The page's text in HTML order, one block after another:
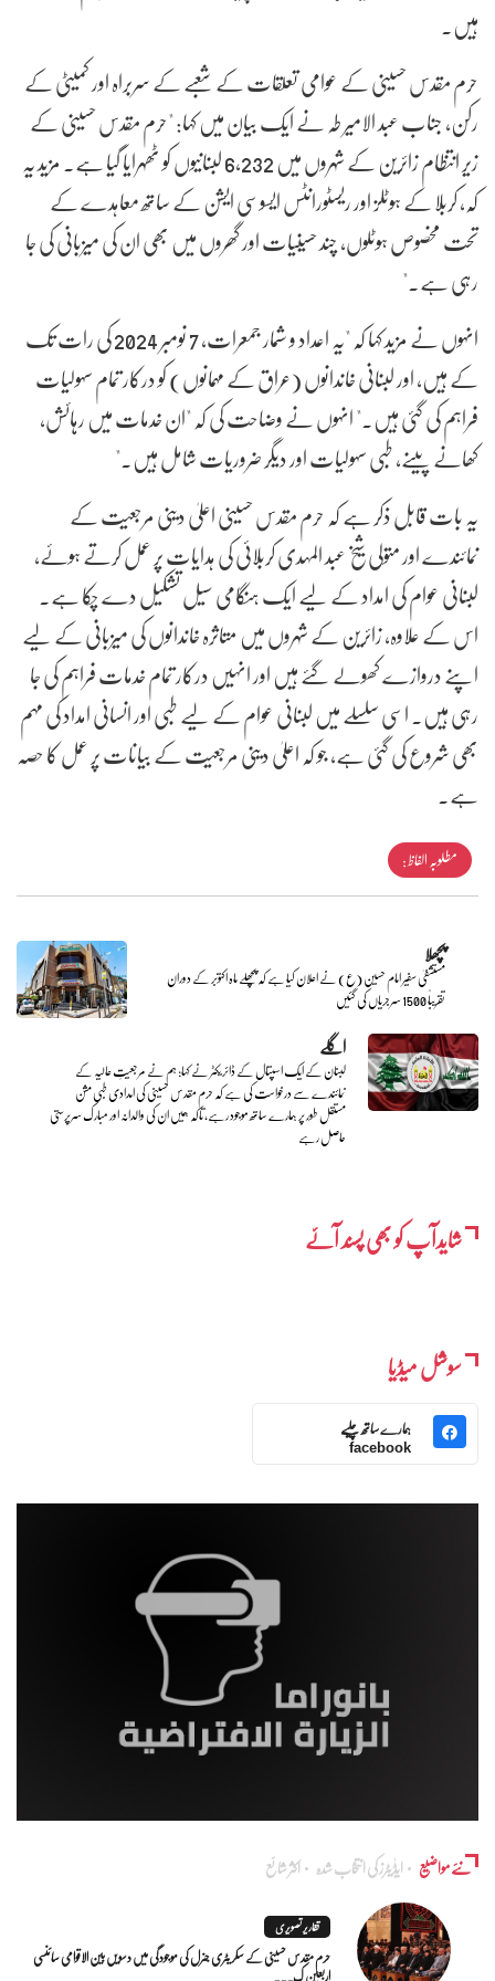
ہیں۔
حرم مقدس حسینی کے عوامی تعلقات کے شعبے کے سربراہ اور کمیٹی کے
رکن، جناب عبد الامیر طہ نے ایک بیان میں کہا: "حرم مقدس حسینی کے
زیر انتظام زائرین کے شہروں میں 6,232 لبنانیوں کو ٹھہرایا گیا ہے۔ مزید یہ
کہ، کربلا کے ہوٹلز اور ریسٹورانٹس ایسوسی ایشن کے ساتھ معاہدے کے
تحت مخصوص ہوٹلوں، چند حسینیات اور گھروں میں بھی ان کی میزبانی کی جا
رہی ہے۔"
انہوں نے مزید کہا کہ "یہ اعداد و شمار جمعرات، 7 نومبر 2024 کی رات تک
کے ہیں، اور لبنانی خاندانوں (عراق کے مہمانوں) کو درکار تمام سہولیات
فراہم کی گئی ہیں۔" انہوں نے وضاحت کی کہ "ان خدمات میں رہائش،
کھانے پینے، طبی سہولیات اور دیگر ضروریات شامل ہیں۔"
یہ بات قابل ذکر ہے کہ حرم مقدس حسینی اعلیٰ دینی مرجعیت کے
نمائندے اور متولی شیخ عبد المہدی کربلائی کی ہدایات پر عمل کرتے ہوئے،
لبنانی عوام کی امداد کے لیے ایک ہنگامی سیل تشکیل دے چکا ہے۔
اس کے علاوہ، زائرین کے شہروں میں متاثرہ خاندانوں کی میزبانی کے لیے
اپنے دروازے کھولے گئے ہیں اور انہیں درکار تمام خدمات فراہم کی جا
رہی ہیں۔ اسی سلسلے میں لبنانی عوام کے لیے طبی اور انسانی امداد کی مہم
بھی شروع کی گئی ہے، جو کہ اعلیٰ دینی مرجعیت کے بیانات پر عمل کا حصہ
ہے۔
مطلوبہ الفاظ :
پچھلا
مستشفیٰ سفیر امام حسین (ع) نے اعلان کیا ہے کہ پچھلے ماہ اکتوبر کے دوران
تقریباً 1500 سرجریاں کی گئیں
اگلے
لبنان کے ایک اسپتال کے ڈائریکٹر نے کہا: ہم نے مرجعیتِ عالیہ کے
نمائندے سے درخواست کی ہے کہ حرم مقدس حسینی کی امدادی طبی مشن
مستقل طور پر ہمارے ساتھ موجود رہے، تاکہ ہمیں ان کی والدانہ اور مبارک سرپرستی
حاصل رہے
شایدآپ کو بھی پسند آئے
سوشل میڈیا
ہمارے ساتھ چلیے
facebook
نئے مواضیع ایڈٰیٹرز کی انتخاب شدہ اکثر شائع
تقاریر تصویری
حرم مقدس حسینی کے سکریٹری جنرل کی موجودگی میں دسویں بین الاقوامی سائنسی